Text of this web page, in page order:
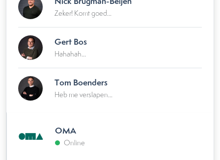
Zeker! Komt goed...
Gert Bos
Hahahah...
Tom Boenders
Heb me verslapen...
OMA
Online